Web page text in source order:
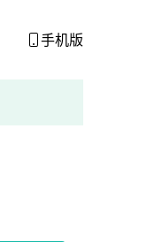
手机版